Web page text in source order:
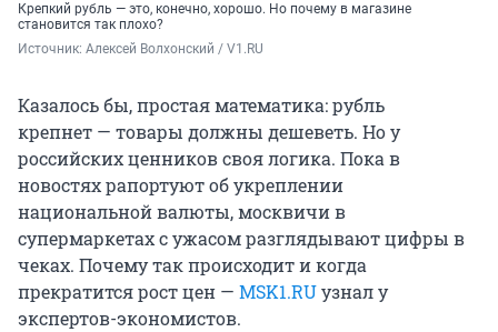
Крепкий рубль — это, конечно, хорошо. Но почему в магазине
становится так плохо?
Источник: Алексей Волхонский / V1.RU
Казалось бы, простая математика: рубль
крепнет — товары должны дешеветь. Но у
российских ценников своя логика. Пока в
новостях рапортуют об укреплении
национальной валюты, москвичи в
супермаркетах с ужасом разглядывают цифры в
чеках. Почему так происходит и когда
прекратится рост цен — MSK1.RUузнал у
экспертов-экономистов.